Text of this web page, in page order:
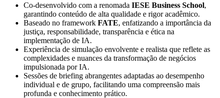
Co-desenvolvido com a renomada IESE Business School,
garantindo conteúdo de alta qualidade e rigor acadêmico.
Baseado no framework FATE, enfatizando a importância da
justiça, responsabilidade, transparência e ética na
implementação de IA.
Experiência de simulação envolvente e realista que reflete as
complexidades e nuances da transformação de negócios
impulsionada por IA.
Sessões de briefing abrangentes adaptadas ao desempenho
individual e de grupo, facilitando uma compreensão mais
profunda e conhecimento prático.